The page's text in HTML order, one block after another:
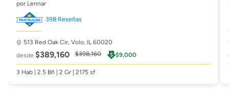
por Lennar
398 Reseñas
513 Red Oak Cir, Volo, IL 60020
desde $389,160 $398,160 $9,000
3 Hab | 2.5 Bñ | 2 Gr | 2175 sf